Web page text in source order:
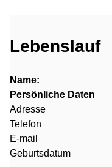
Lebenslauf
Name:
Persönliche Daten
Adresse
Telefon
E-mail
Geburtsdatum